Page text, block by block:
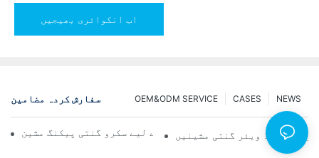
اب انکوائری بھیجیں
سفارش کردہ مضامین NEWS
CASES
OEM&ODM SERVICE
قابل اعتماد اور تیز نتائج کے لیے سکرو گنتی پیکنگ مشین
حل: ہارڈ ویئر گنتی مشینیں